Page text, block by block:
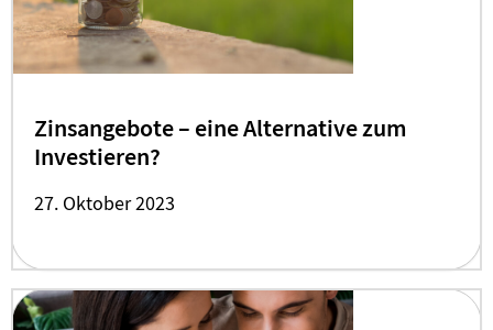
Zinsangebote – eine Alternative zum
Investieren?
27. Oktober 2023